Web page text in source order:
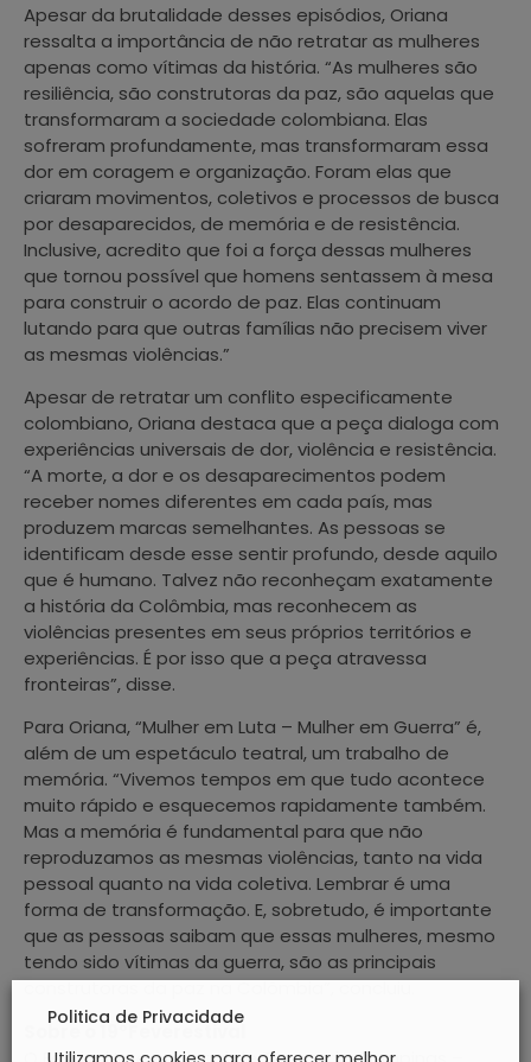
Apesar da brutalidade desses episódios, Oriana
ressalta a importância de não retratar as mulheres
apenas como vítimas da história. “As mulheres são
resiliência, são construtoras da paz, são aquelas que
transformaram a sociedade colombiana. Elas
sofreram profundamente, mas transformaram essa
dor em coragem e organização. Foram elas que
criaram movimentos, coletivos e processos de busca
por desaparecidos, de memória e de resistência.
Inclusive, acredito que foi a força dessas mulheres
que tornou possível que homens sentassem à mesa
para construir o acordo de paz. Elas continuam
lutando para que outras famílias não precisem viver
as mesmas violências.”
Apesar de retratar um conflito especificamente
colombiano, Oriana destaca que a peça dialoga com
experiências universais de dor, violência e resistência.
“A morte, a dor e os desaparecimentos podem
receber nomes diferentes em cada país, mas
produzem marcas semelhantes. As pessoas se
identificam desde esse sentir profundo, desde aquilo
que é humano. Talvez não reconheçam exatamente
a história da Colômbia, mas reconhecem as
violências presentes em seus próprios territórios e
experiências. É por isso que a peça atravessa
fronteiras”, disse.
Para Oriana, “Mulher em Luta – Mulher em Guerra” é,
além de um espetáculo teatral, um trabalho de
memória. “Vivemos tempos em que tudo acontece
muito rápido e esquecemos rapidamente também.
Mas a memória é fundamental para que não
reproduzamos as mesmas violências, tanto na vida
pessoal quanto na vida coletiva. Lembrar é uma
forma de transformação. E, sobretudo, é importante
que as pessoas saibam que essas mulheres, mesmo
tendo sido vítimas da guerra, são as principais
construtoras da paz na Colômbia”, concluiu.
Politica de Privacidade